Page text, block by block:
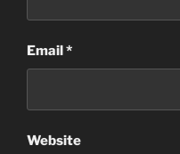
Email*
Website